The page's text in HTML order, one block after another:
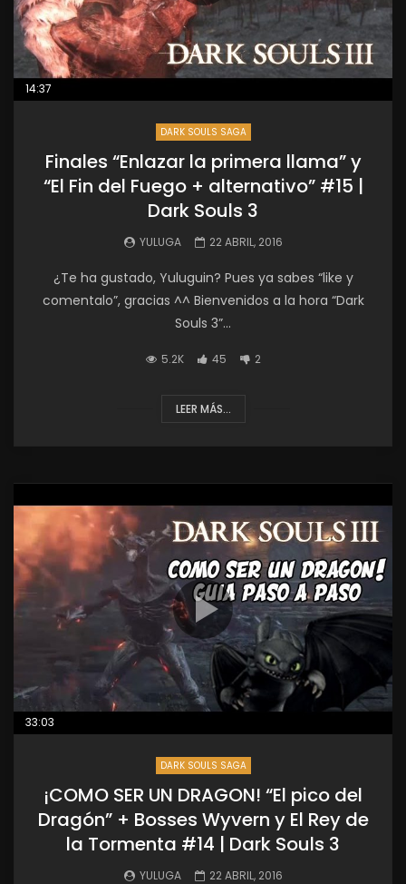
14:37
DARK SOULS SAGA
Finales “Enlazar la primera llama” y
“El Fin del Fuego + alternativo” #15 |
Dark Souls 3
YULUGA 22 ABRIL, 2016
¿Te ha gustado, Yuluguin? Pues ya sabes “like y
comentalo”, gracias ^^ Bienvenidos a la hora “Dark
Souls 3”...
5.2K 45 2
LEER MÁS...
33:03
DARK SOULS SAGA
¡COMO SER UN DRAGON! “El pico del
Dragón” + Bosses Wyvern y El Rey de
la Tormenta #14 | Dark Souls 3
YULUGA 22 ABRIL, 2016